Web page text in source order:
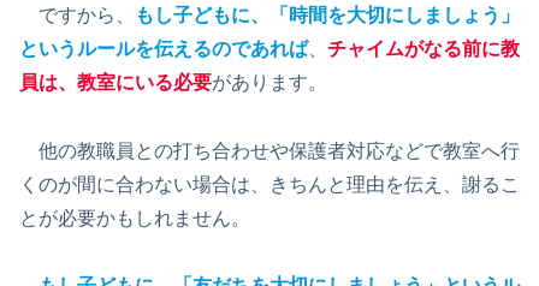
ですから、
もし子どもに、「時間を大切にしましょう」
というルールを伝えるのであれば、 チャイムがなる前に教
員は、教室にいる必要があります。
他の教職員との打ち合わせや保護者対応などで教室へ行
くのが間に合わない場合は、きちんと理由を伝え、謝るこ
とが必要かもしれません。